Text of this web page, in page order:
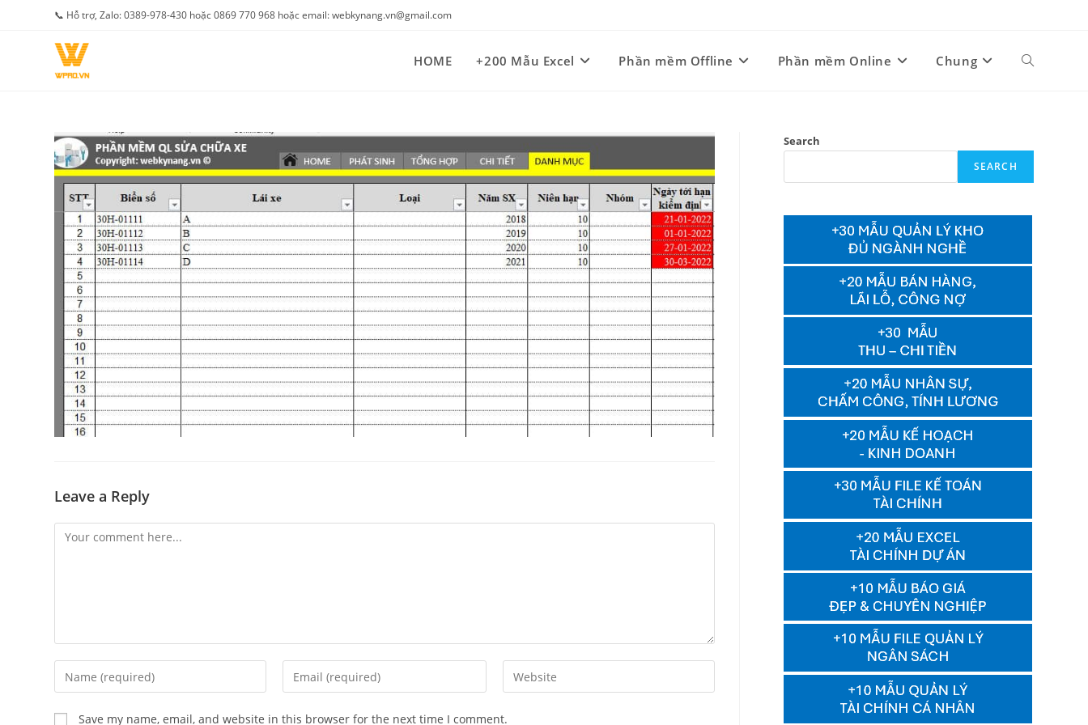
📞 Hỗ trợ, Zalo: 0389-978-430 hoặc 0869 770 968 hoặc email: webkynang.vn@gmail.com
HOME +200 Mẫu Excel Phần mềm Offline Phần mềm Online Chung Toggle
search
Leave a Reply
Comment
Enter
your
name
Enter
your
Enter
your
Save my name, email, and website in this browser for the next time I comment.
Search
SEARCH